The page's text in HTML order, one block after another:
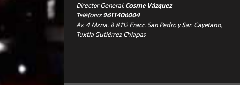
Director General:Cosme Vázquez
Teléfono:9611406004
Av. 4 Mzna. 8 #112 Fracc. San Pedro y San Cayetano,
Tuxtla Gutiérrez Chiapas